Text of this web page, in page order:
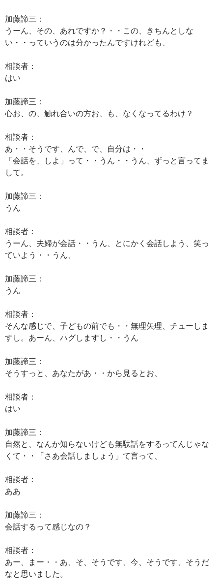
加藤諦三：
うーん、その、あれですか？・・この、きちんとしな
い・・っていうのは分かったんですけれども、
相談者：
はい
加藤諦三：
心お、の、触れ合いの方お、も、なくなってるわけ？
相談者：
あ・・そうです、んで、で、自分は・・
「会話を、しよ」って・・うん・・うん、ずっと言ってま
して。
加藤諦三：
うん
相談者：
うーん、夫婦が会話・・うん、とにかく会話しよう、笑っ
ていよう・・うん、
加藤諦三：
うん
相談者：
そんな感じで、子どもの前でも・・無理矢理、チューしま
すし。あーん、ハグしますし・・うん
加藤諦三：
そうすっと、あなたがあ・・から見るとお、
相談者：
はい
加藤諦三：
自然と、なんか知らないけども無駄話をするってんじゃな
くて・・「さあ会話しましょう」て言って、
相談者：
ああ
加藤諦三：
会話するって感じなの？
相談者：
あー、まー・・あ、そ、そうです、今、そうです、そうだ
なと思いました。